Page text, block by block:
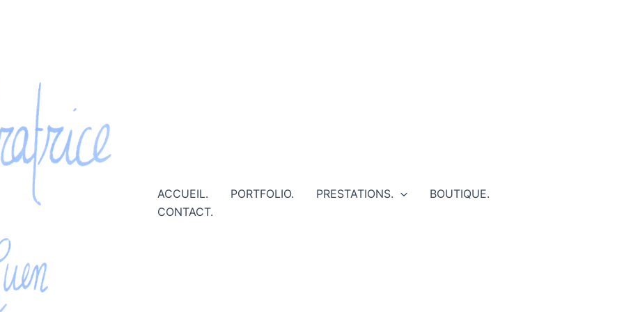
ACCUEIL. PORTFOLIO. PRESTATIONS.
BOUTIQUE.
CONTACT.